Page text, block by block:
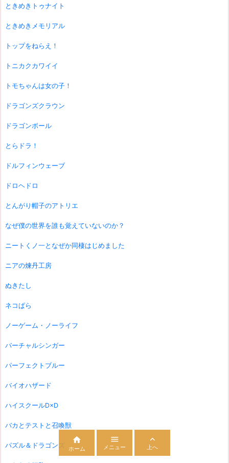
ときめきトゥナイト
ときめきメモリアル
トップをねらえ！
トニカクカワイイ
トモちゃんは女の子！
ドラゴンズクラウン
ドラゴンボール
とらドラ！
ドルフィンウェーブ
ドロヘドロ
とんがり帽子のアトリエ
なぜ僕の世界を誰も覚えていないのか？
ニートくノ一となぜか同棲はじめました
ニアの煉丹工房
ぬきたし
ネコぱら
ノーゲーム・ノーライフ
バーチャルシンガー
パーフェクトブルー
バイオハザード
ハイスクールD×D
バカとテストと召喚獣
パズル＆ドラゴンズ

ホーム

メニュー

上へ